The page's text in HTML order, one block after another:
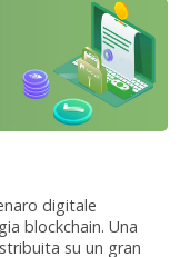
digitale
blockchain. Una
su un gran